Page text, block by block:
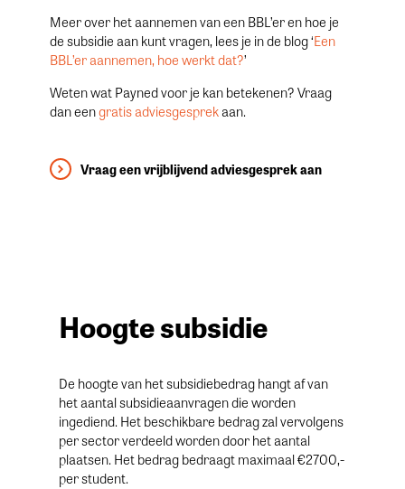
Meer over het aannemen van een BBL’er en hoe je
de subsidie aan kunt vragen, lees je in de blog ‘Een
BBL’er aannemen, hoe werkt dat?’
Weten wat Payned voor je kan betekenen? Vraag
dan eengratis adviesgesprekaan.
Vraag een vrijblijvend adviesgesprek aan
Hoogte subsidie
De hoogte van het subsidiebedrag hangt af van
het aantal subsidieaanvragen die worden
ingediend. Het beschikbare bedrag zal vervolgens
per sector verdeeld worden door het aantal
plaatsen. Het bedrag bedraagt maximaal €2700,-
per student.